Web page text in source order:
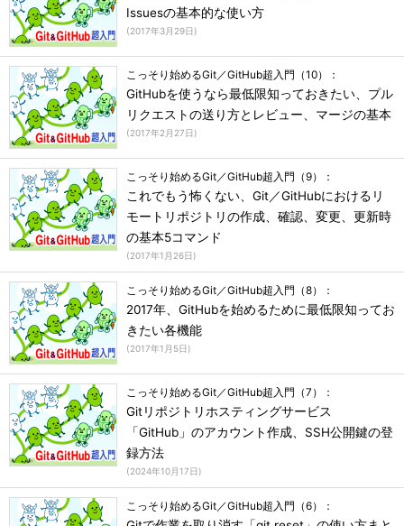
Issuesの基本的な使い方
(2017年3月29日)
こっそり始めるGit／GitHub超入門（10）：
GitHubを使うなら最低限知っておきたい、プル
リクエストの送り方とレビュー、マージの基本
(2017年2月27日)
こっそり始めるGit／GitHub超入門（9）：
これでもう怖くない、Git／GitHubにおけるリ
モートリポジトリの作成、確認、変更、更新時
の基本5コマンド
(2017年1月26日)
こっそり始めるGit／GitHub超入門（8）：
2017年、GitHubを始めるために最低限知ってお
きたい各機能
(2017年1月5日)
こっそり始めるGit／GitHub超入門（7）：
Gitリポジトリホスティングサービス
「GitHub」のアカウント作成、SSH公開鍵の登
録方法
(2024年10月17日)
こっそり始めるGit／GitHub超入門（6）：